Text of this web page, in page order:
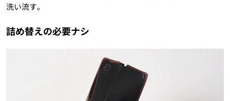
洗い流す。
詰め替えの必要ナシ